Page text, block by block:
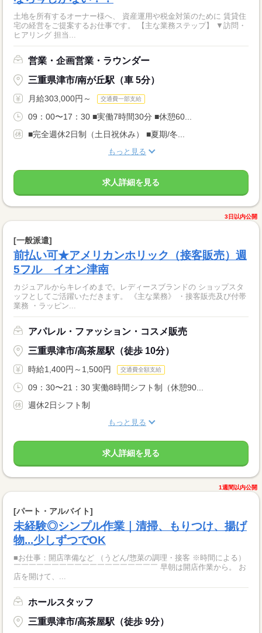
土地を所有するオーナー様へ、 資産運用や税金対策のために 賃貸住
宅の経営をご提案するお仕事です。 【主な業務ステップ】 ▼訪問・
ヒアリング 担当...
営業・企画営業・ラウンダー
三重県津市/南が丘駅（車 5分）
月給303,000円～ 交通費一部支給
09：00〜17：30 ■実働7時間30分 ■休憩60...
■完全週休2日制（土日祝休み） ■夏期/冬...
もっと見る
求人詳細を見る
3日以内公開
[一般派遣]
前払い可★アメリカンホリック（接客販売）週
5フル イオン津南
カジュアルからキレイめまで。レディースブランドの ショップスタ
ッフとしてご活躍いただきます。 《主な業務》 ・接客販売及び付帯
業務 ・ラッピン...
アパレル・ファッション・コスメ販売
三重県津市/高茶屋駅（徒歩 10分）
時給1,400円～1,500円 交通費全額支給
09：30〜21：30 実働8時間シフト制（休憩90...
週休2日シフト制
もっと見る
求人詳細を見る
1週間以内公開
[パート・アルバイト]
未経験◎シンプル作業｜清掃、もりつけ、揚げ
物...少しずつでOK
■お仕事：開店準備など （うどん/惣菜の調理・接客 ※時間による）
￣￣￣￣￣￣￣￣￣￣￣￣￣￣￣￣￣￣￣ 早朝は開店作業から。 お
店を開けて、...
ホールスタッフ
三重県津市/高茶屋駅（徒歩 9分）